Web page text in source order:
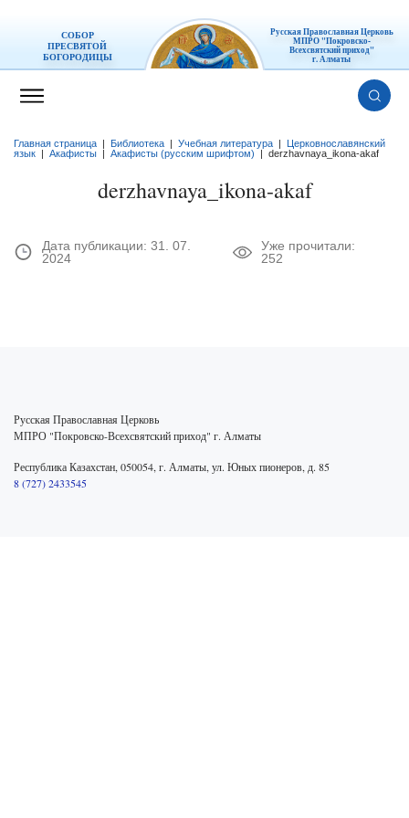
СОБОР
ПРЕСВЯТОЙ
БОГОРОДИЦЫ
Русская Православная Церковь
МПРО "Покровско-
Всехсвятский приход"
г. Алматы
Главная страница Библиотека Учебная литература
Церковнославянский
язык
Акафисты Акафисты (русским шрифтом) derzhavnaya_ikona-akaf
derzhavnaya_ikona-akaf
Дата публикации:31. 07.
2024
Уже прочитали:
252
Русская Православная Церковь
МПРО "Покровско-Всехсвятский приход" г. Алматы
Республика Казахстан, 050054, г. Алматы, ул. Юных пионеров, д. 85
8 (727) 2433545